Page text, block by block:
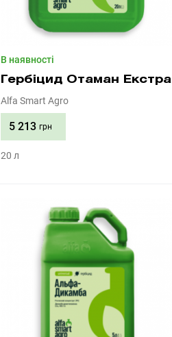
В наявності
Гербіцид Отаман Екстра
Alfa Smart Agro
5 213 грн
20 л